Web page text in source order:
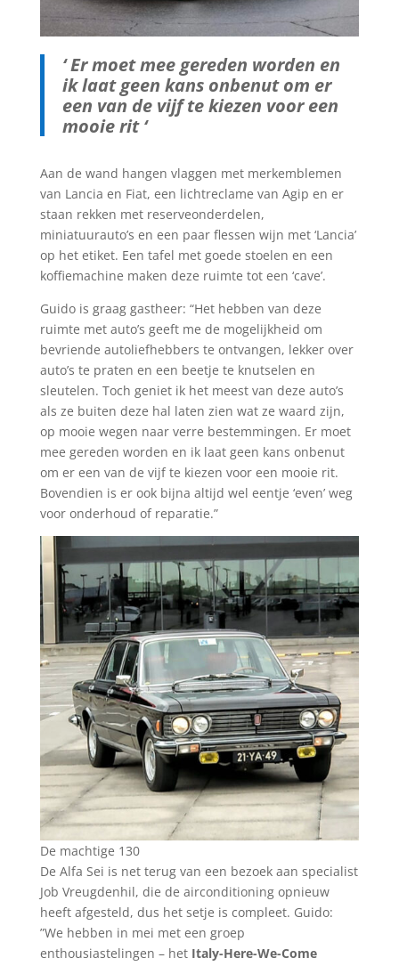
‘ Er moet mee gereden worden en
ik laat geen kans onbenut om er
een van de vijf te kiezen voor een
mooie rit ‘
Aan de wand hangen vlaggen met merkemblemen
van Lancia en Fiat, een lichtreclame van Agip en er
staan rekken met reserveonderdelen,
miniatuurauto’s en een paar flessen wijn met ‘Lancia’
op het etiket. Een tafel met goede stoelen en een
koffiemachine maken deze ruimte tot een ‘cave’.
Guido is graag gastheer: “Het hebben van deze
ruimte met auto’s geeft me de mogelijkheid om
bevriende autoliefhebbers te ontvangen, lekker over
auto’s te praten en een beetje te knutselen en
sleutelen. Toch geniet ik het meest van deze auto’s
als ze buiten deze hal laten zien wat ze waard zijn,
op mooie wegen naar verre bestemmingen. Er moet
mee gereden worden en ik laat geen kans onbenut
om er een van de vijf te kiezen voor een mooie rit.
Bovendien is er ook bijna altijd wel eentje ‘even’ weg
voor onderhoud of reparatie.”
De machtige 130
De Alfa Sei is net terug van een bezoek aan specialist
Job Vreugdenhil, die de airconditioning opnieuw
heeft afgesteld, dus het setje is compleet. Guido:
”We hebben in mei met een groep
enthousiastelingen – het Italy-Here-We-Come